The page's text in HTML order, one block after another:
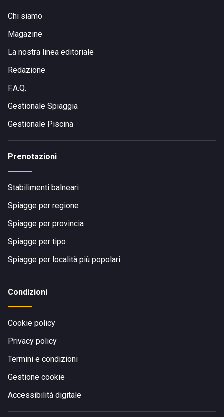
Chi siamo
Magazine
La nostra linea editoriale
Redazione
F.A.Q.
Gestionale Spiaggia
Gestionale Piscina
Prenotazioni
Stabilimenti balneari
Spiagge per regione
Spiagge per provincia
Spiagge per tipo
Spiagge per località più popolari
Condizioni
Cookie policy
Privacy policy
Termini e condizioni
Gestione cookie
Accessibilità digitale